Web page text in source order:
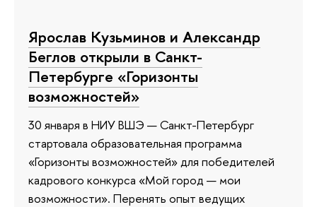
Ярослав Кузьминов и Александр
Беглов открыли в Санкт-
Петербурге «Горизонты
возможностей»
30 января в НИУ ВШЭ — Санкт-Петербург
стартовала образовательная программа
«Горизонты возможностей» для победителей
кадрового конкурса «Мой город — мои
возможности». Перенять опыт ведущих